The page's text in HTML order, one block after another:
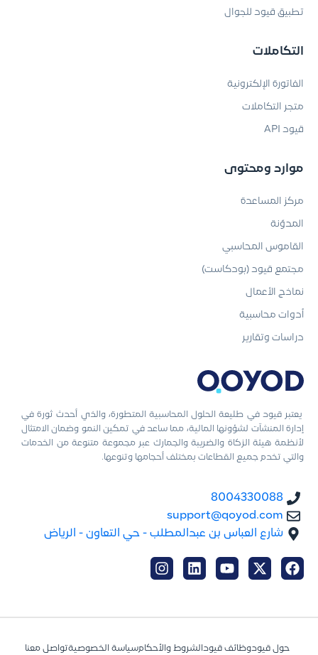
يعتبر قيود في طليعة الحلول المحاسبية المتطورة، والذي أحدث ثورة في
إدارة المنشآت لشؤونها المالية، مما ساعد في تمكين النمو وضمان الامتثال
لأنظمة هيئة الزكاة والضريبة والجمارك عبر مجموعة متنوعة من الخدمات
والتي تخدم جميع القطاعات بمختلف أحجامها وتنوعها.
8004330088
support@qoyod.com
شارع العباس بن عبدالمطلب - حي التعاون - الرياض
تطبيق قيود للجوال
التكاملات
الفاتورة الإلكترونية
متجر التكاملات
قيود API
موارد ومحتوى
مركز المساعدة
المدوّنة
القاموس المحاسبي
مجتمع قيود (بودكاست)
نماذج الأعمال
أدوات محاسبية
دراسات وتقارير
حول قيودوظائف قيود الشروط والأحكامسياسة الخصوصيةتواصل معنا